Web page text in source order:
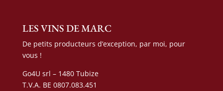
LES VINS DE MARC
De petits producteurs d’exception, par moi, pour
vous !
Go4U srl – 1480 Tubize
T.V.A. BE 0807.083.451